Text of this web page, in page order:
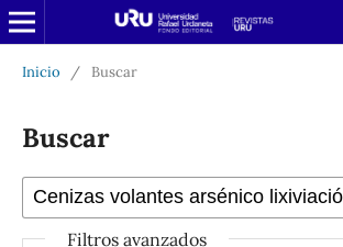
Inicio / Buscar
Buscar
Filtros avanzados